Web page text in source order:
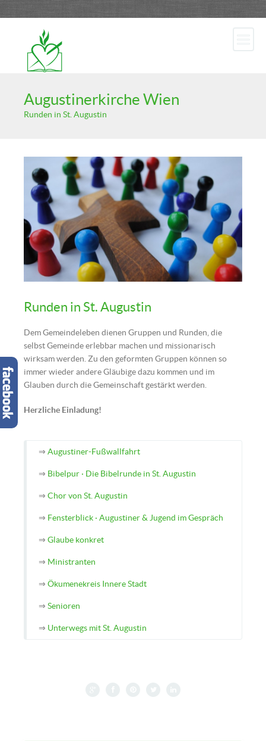
Augustinerkirche Wien
Runden in St. Augustin
Runden in St. Augustin
Dem Gemeindeleben dienen Gruppen und Runden, die
selbst Gemeinde erlebbar machen und missionarisch
wirksam werden. Zu den geformten Gruppen können so
immer wieder andere Gläubige dazu kommen und im
Glauben durch die Gemeinschaft gestärkt werden.
Herzliche Einladung!
⇒ Augustiner-Fußwallfahrt
⇒ Bibelpur · Die Bibelrunde in St. Augustin
⇒ Chor von St. Augustin
⇒ Fensterblick · Augustiner & Jugend im Gespräch
⇒ Glaube konkret
⇒ Ministranten
⇒ Ökumenekreis Innere Stadt
⇒ Senioren
⇒ Unterwegs mit St. Augustin